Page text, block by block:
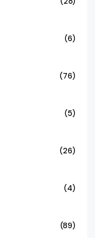
(6)
(76)
(5)
(26)
(4)
(89)